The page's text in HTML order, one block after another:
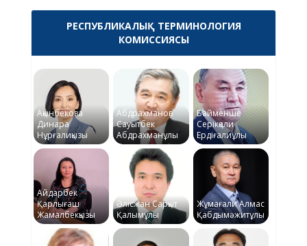
РЕСПУБЛИКАЛЫҚ ТЕРМИНОЛОГИЯ
КОМИССИЯСЫ
Ақынбекова
Динара
Нұрғалиқызы
Абдрахманов
Сауытбек
Абдрахманұлы
Байменше
Серікқали
Ердіғалиұлы
Айдарбек
Қарлығаш
Жамалбекқызы
Әлісжан Сарқыт
Қалымұлы
Жұмағали Алмас
Қабдымәжитұлы